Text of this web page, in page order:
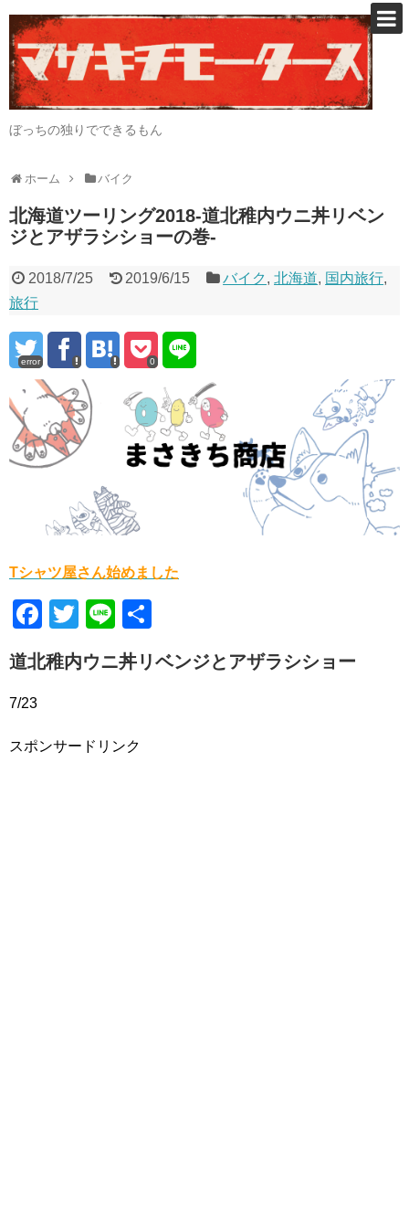
ぼっちの独りでできるもん
ホーム バイク
北海道ツーリング2018-道北稚内ウニ丼リベン
ジとアザラシショーの巻-
2018/7/25 2019/6/15 バイク ,北海道, 国内旅行,
旅行
error 0
Tシャツ屋さん始めました
F
c
o
T
tt
Li
n
e
道北稚内ウニ丼リベンジとアザラシショー
7/23
スポンサードリンク